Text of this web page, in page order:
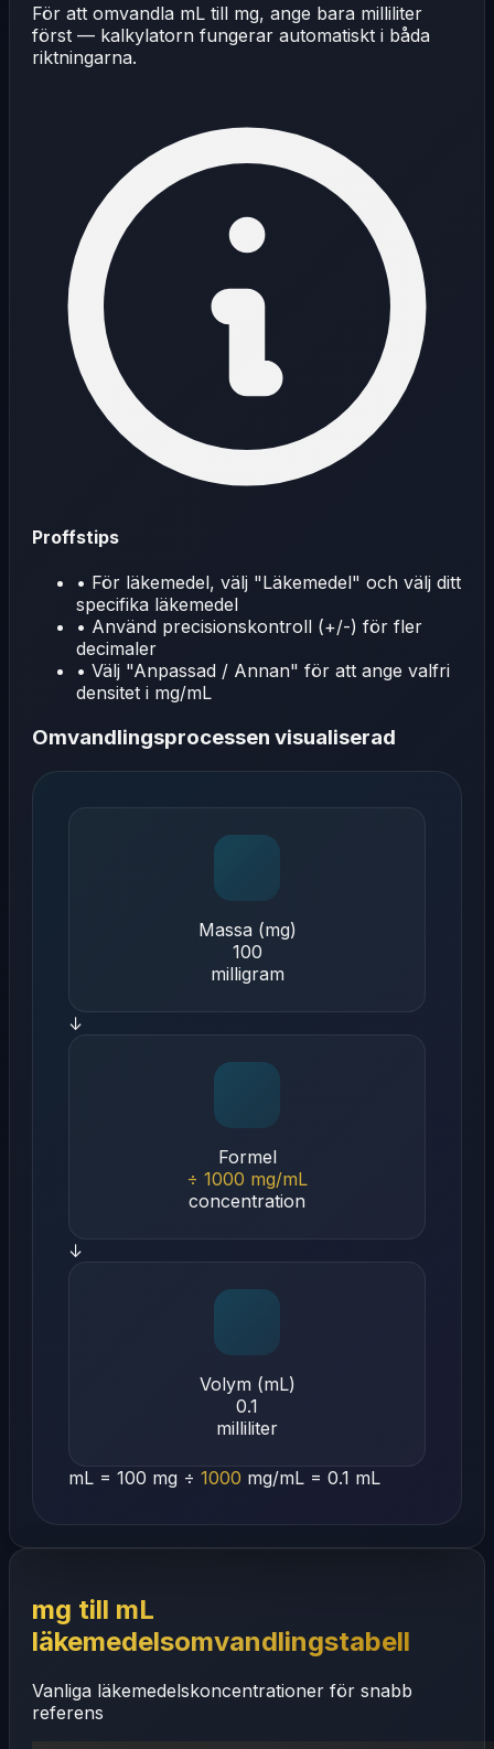
För att omvandla mL till mg, ange bara milliliter
först — kalkylatorn fungerar automatiskt i båda
riktningarna.
Proffstips
• För läkemedel, välj "Läkemedel" och välj ditt
specifika läkemedel
• Använd precisionskontroll (+/-) för fler
decimaler
• Välj "Anpassad / Annan" för att ange valfri
densitet i mg/mL
Omvandlingsprocessen visualiserad
Massa (mg)
100
milligram
↓
Formel
÷ 1000 mg/mL
concentration
↓
Volym (mL)
0.1
milliliter
mL = 100 mg ÷ 1000 mg/mL = 0.1 mL
mg till mL
läkemedelsomvandlingstabell
Vanliga läkemedelskoncentrationer för snabb
referens